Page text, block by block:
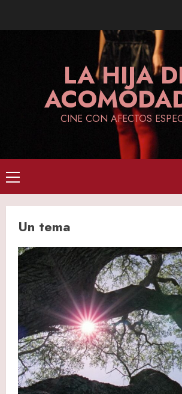
LA HIJA
CINE CON AFECTOS
Primary
Menu
Un tema